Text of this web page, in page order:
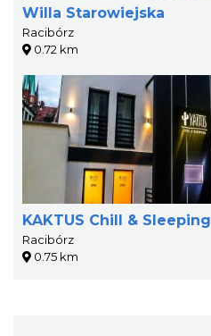
Willa Starowiejska
Racibórz
0.72 km
KAKTUS Chill & Sleeping
Racibórz
0.75 km